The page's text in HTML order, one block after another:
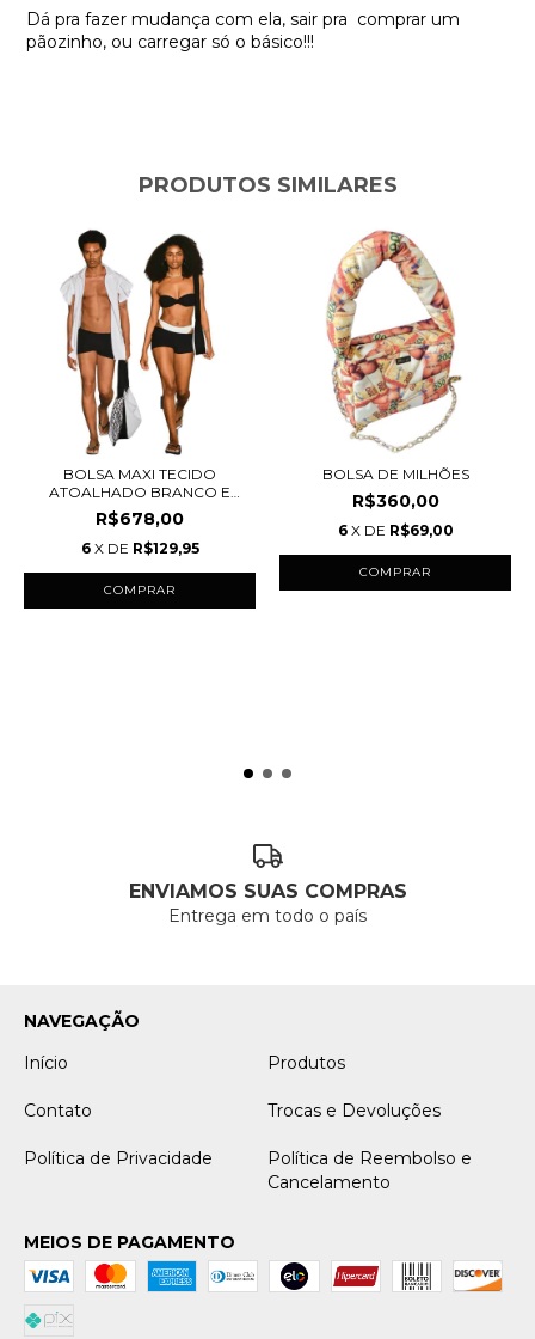
Dá pra fazer mudança com ela, sair pra comprar um
pãozinho, ou carregar só o básico!!!
PRODUTOS SIMILARES
BOLSA MAXI TECIDO
ATOALHADO BRANCO E
PRE...
R$678,00
6 X DE R$129,95
COMPRAR
BOLSA DE MILHÕES
R$360,00
6 X DE R$69,00
ENVIAMOS SUAS COMPRAS
Entrega em todo o país
NAVEGAÇÃO
Início
Produtos
Contato Trocas e Devoluções
Política de Privacidade
Política de Reembolso e
Cancelamento
MEIOS DE PAGAMENTO